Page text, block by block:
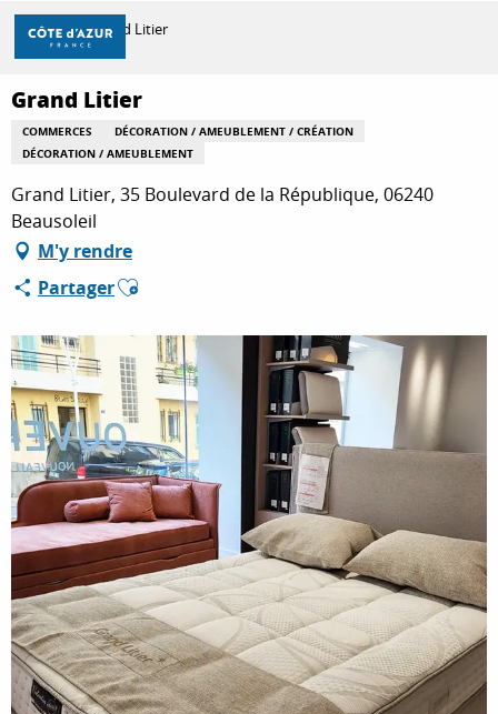
Aller
contenu
principal
DÉCOUVRIR
À FAIRE
SÉJOURNER
Accueil Grand Litier
Grand Litier
COMMERCES
DÉCORATION / AMEUBLEMENT / CRÉATION
DÉCORATION / AMEUBLEMENT
Grand Litier, 35 Boulevard de la République, 06240
Beausoleil
M'y rendre
PartagerAjouter aux favoris